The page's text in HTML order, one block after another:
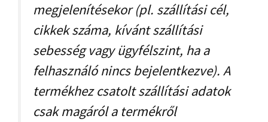
megjelenítésekor (pl. szállítási cél,
cikkek száma, kívánt szállítási
sebesség vagy ügyfélszint, ha a
felhasználó nincs bejelentkezve). A
termékhez csatolt szállítási adatok
csak magáról a termékről